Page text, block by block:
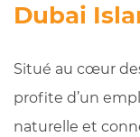
Dubai
Situé au cœur
profite d’un
naturelle et